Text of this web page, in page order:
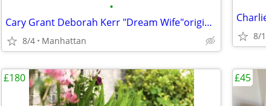
•
Cary Grant Deborah Kerr "Dream Wife"original 11"x14" movie poster
8/4 Manhattan 8/1
£180 £45